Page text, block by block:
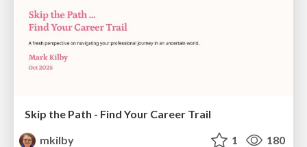
Skip the Path - Find Your Career Trail
mkilby
1 180